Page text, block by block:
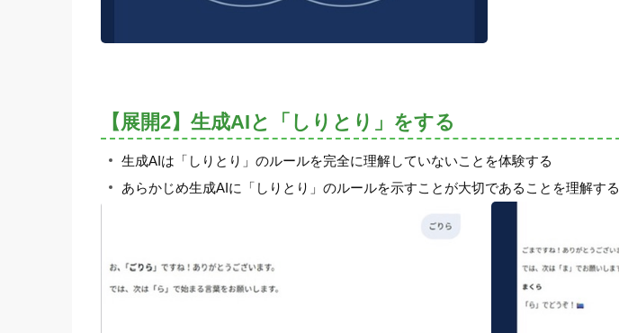
【展開2】生成AIと「しりとり」をする
生成AIは「しりとり」のルールを完全に理解していないことを体験する
あらかじめ生成AIに「しりとり」のルールを示すことが大切であることを理解する